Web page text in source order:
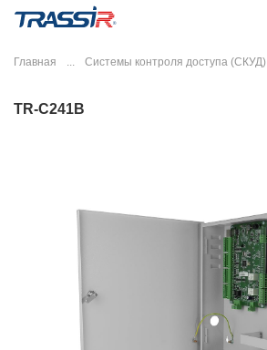
Главная Системы контроля доступа (СКУД)
TR-C241B